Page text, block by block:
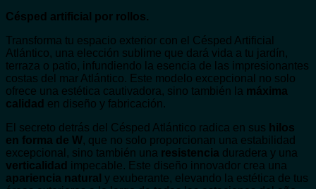
Césped artificial por rollos.
Transforma tu espacio exterior con el Césped Artificial
Atlántico, una elección sublime que dará vida a tu jardín,
terraza o patio, infundiendo la esencia de las impresionantes
costas del mar Atlántico. Este modelo excepcional no solo
ofrece una estética cautivadora, sino también la máxima
calidad en diseño y fabricación.
El secreto detrás del Césped Atlántico radica en sus hilos
en forma de W, que no solo proporcionan una estabilidad
excepcional, sino también una resistencia duradera y una
verticalidad impecable. Este diseño innovador crea una
apariencia natural y exuberante, elevando la estética de tus